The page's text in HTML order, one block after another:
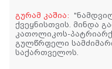
გურამ კაშია:
ქვეყნისთვის. მინდა
კათოლიკოს-
გულწრფელი
საქართველოს.